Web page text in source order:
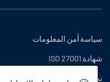
سياسة أمن المعلومات
شهادة ISO 27001
نص التوضيح